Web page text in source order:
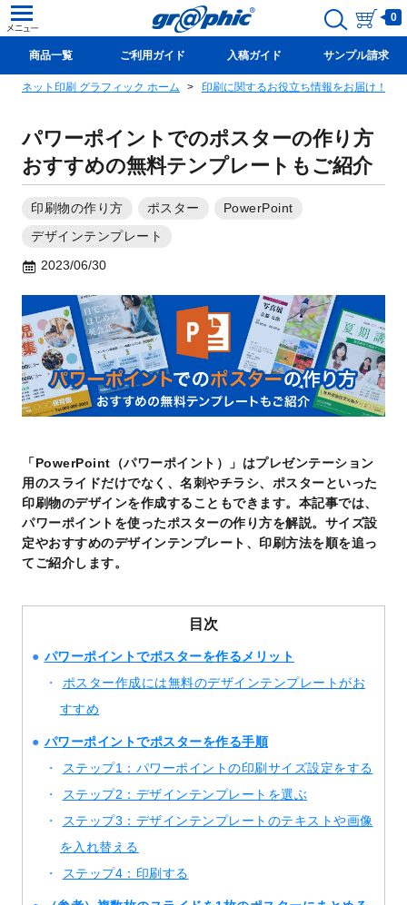
0
商品一覧 ご利用ガイド 入稿ガイド サンプル請求
新規会員登録(無料)
ネット印刷 グラフィック ホーム 印刷に関するお役立ち情報をお届け！グ
パワーポイントでのポスターの作り方
おすすめの無料テンプレートもご紹介
印刷物の作り方 ポスター
PowerPoint
デザインテンプレート
2023/06/30
「PowerPoint（パワーポイント）」はプレゼンテーション
用のスライドだけでなく、名刺やチラシ、ポスターといった
印刷物のデザインを作成することもできます。本記事では、
パワーポイントを使ったポスターの作り方を解説。サイズ設
定やおすすめのデザインテンプレート、印刷方法を順を追っ
てご紹介します。
目次
パワーポイントでポスターを作るメリット
ポスター作成には無料のデザインテンプレートがお
すすめ
パワーポイントでポスターを作る手順
ステップ1：パワーポイントの印刷サイズ設定をする
ステップ2：デザインテンプレートを選ぶ
ステップ3：デザインテンプレートのテキストや画像
を入れ替える
ステップ4：印刷する